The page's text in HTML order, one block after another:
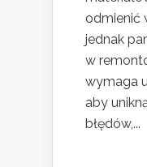
odmienić
jednak
w
wymaga
aby
błędów,...